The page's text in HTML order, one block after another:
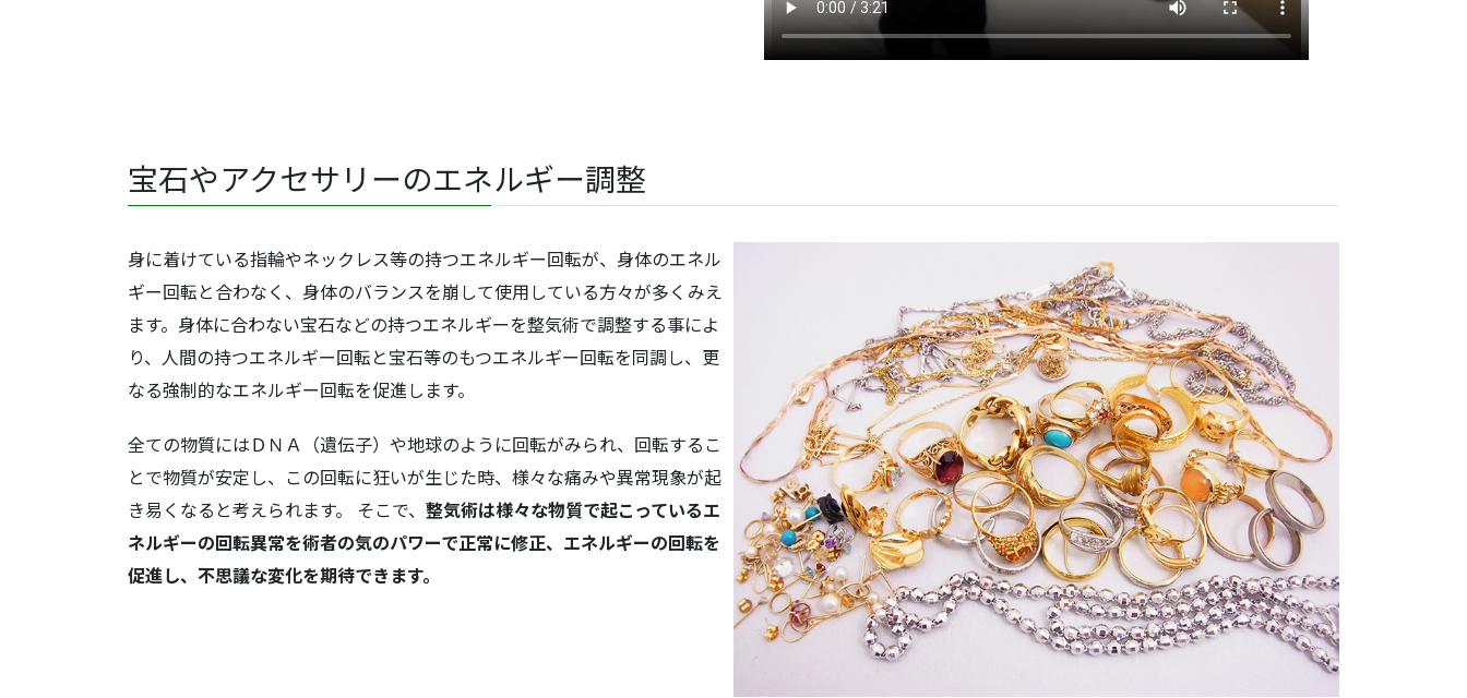
宝石やアクセサリーのエネルギー調整
身に着けている指輪やネックレス等の持つエネルギー回転が、身体のエネル
ギー回転と合わなく、身体のバランスを崩して使用している方々が多くみえ
ます。身体に合わない宝石などの持つエネルギーを整気術で調整する事によ
り、人間の持つエネルギー回転と宝石等のもつエネルギー回転を同調し、更
なる強制的なエネルギー回転を促進します。
全ての物質にはＤＮＡ（遺伝子）や地球のように回転がみられ、回転するこ
とで物質が安定し、この回転に狂いが生じた時、様々な痛みや異常現象が起
き易くなると考えられます。 そこで、 整気術は様々な物質で起こっているエ
ネルギーの回転異常を術者の気のパワーで正常に修正、エネルギーの回転を
促進し、不思議な変化を期待できます。